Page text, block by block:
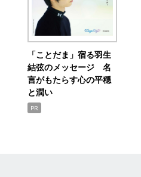
「ことだま」宿る羽生
結弦のメッセージ 名
言がもたらす心の平穏
と潤い
PR